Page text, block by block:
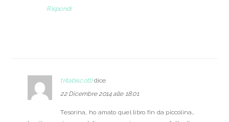
Rispondi
tritabiscotti dice
22 Dicembre 2014 alle 18:01
Tesorina, ho amato quel libro fin da piccolina…